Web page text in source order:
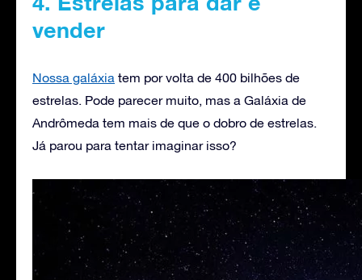
vender
Nossa galáxia tem por volta de 400 bilhões de
estrelas. Pode parecer muito, mas a Galáxia de
Andrômeda tem mais de que o dobro de estrelas.
Já parou para tentar imaginar isso?